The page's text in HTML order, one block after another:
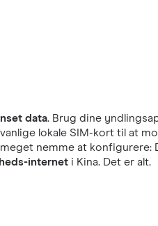
data. Brug dine
lokale SIM-kort til at
nemme at konfigurere:
internet i Kina. Det er alt.